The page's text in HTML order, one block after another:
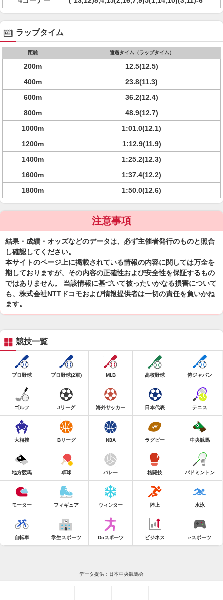
ラップタイム
距離 通過タイム（ラップタイム）
200m
12.5(12.5)
400m
23.8(11.3)
600m
36.2(12.4)
800m
48.9(12.7)
1000m
1:01.0(12.1)
1200m
1:12.9(11.9)
1400m
1:25.2(12.3)
1600m
1:37.4(12.2)
1800m
1:50.0(12.6)
注意事項
結果・成績・オッズなどのデータは、必ず主催者発行のものと照合
し確認してください。
本サイトのページ上に掲載されている情報の内容に関しては万全を
期しておりますが、その内容の正確性および安全性を保証するもの
ではありません。 当該情報に基づいて被ったいかなる損害について
も、株式会社NTTドコモおよび情報提供者は一切の責任を負いかね
ます。
競技一覧
プロ野球 プロ野球(2軍) MLB 高校野球 侍ジャパン
ゴルフ Jリーグ 海外サッカー 日本代表 テニス
大相撲 Bリーグ NBA ラグビー 中央競馬
地方競馬 卓球 バレー 格闘技 バドミントン
モーター フィギュア ウィンター 陸上 水泳
自転車 学生スポーツ Doスポーツ ビジネス eスポーツ
データ提供：日本中央競馬会